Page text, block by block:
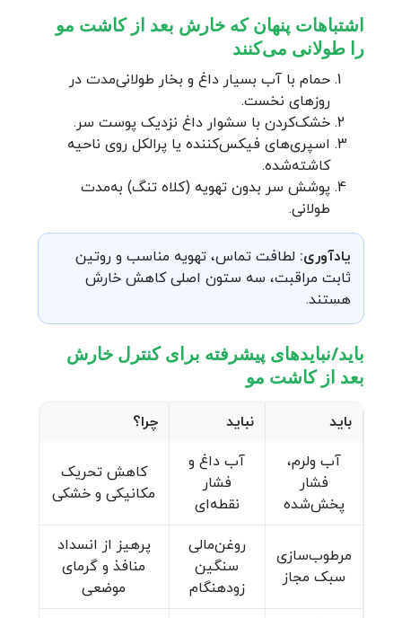
اشتباهات پنهان که خارش بعد از کاشت مو
را طولانی می‌کنند
حمام با آب بسیار داغ و بخار طولانی‌مدت در
روزهای نخست.
خشک‌کردن با سشوار داغ نزدیک پوست سر.
اسپری‌های فیکس‌کننده یا پرالکل روی ناحیه
کاشته‌شده.
پوشش سر بدون تهویه (کلاه تنگ) به‌مدت
طولانی.
یادآوری: لطافت تماس، تهویه مناسب و روتین
ثابت مراقبت، سه ستون اصلی کاهش خارش
هستند.
باید/نبایدهای پیشرفته برای کنترل خارش
بعد از کاشت مو
باید نباید
چرا؟
آب ولرم،
فشار
پخش‌شده
آب داغ و
فشار
نقطه‌ای
کاهش تحریک
مکانیکی و خشکی
مرطوب‌سازی
سبک مجاز
روغن‌مالی
سنگین
زودهنگام
پرهیز از انسداد
منافذ و گرمای
موضعی